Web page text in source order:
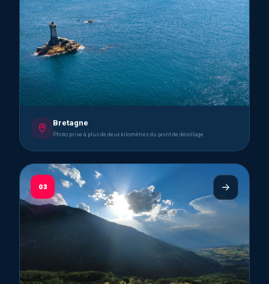
Bretagne
Photo prise à plus de deux kilomètres du point de décollage
03